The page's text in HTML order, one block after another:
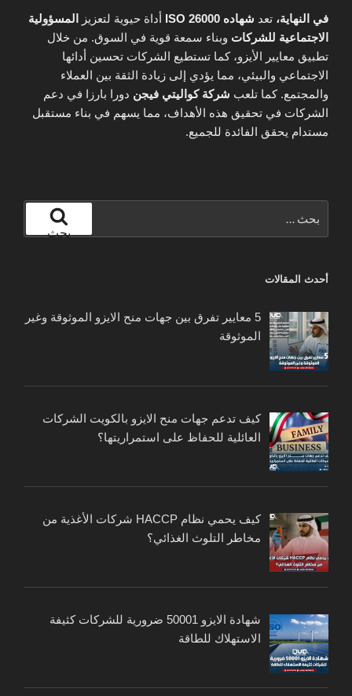
في النهاية، تعد شهاده ISO 26000 أداة حيوية لتعزيز
المسؤولية
الاجتماعية للشركات وبناء سمعة قوية في السوق. من خلال
تطبيق معايير الأيزو، كما تستطيع الشركات تحسين أدائها
الاجتماعي والبيئي، مما يؤدي إلى زيادة الثقة بين العملاء
والمجتمع. كما تلعب شركة كواليتي فيجن دورا بارزا في دعم
الشركات في تحقيق هذه الأهداف، مما يسهم في بناء مستقبل
مستدام يحقق الفائدة للجميع.
عن:
بحث
أحدث المقالات
5 معايير تفرق بين جهات منح الايزو الموثوقة وغير
الموثوقة
كيف تدعم جهات منح الايزو بالكويت الشركات
العائلية للحفاظ على استمراريتها؟
كيف يحمي نظام HACCP شركات الأغذية من
مخاطر التلوث الغذائي؟
شهادة الايزو 50001 ضرورية للشركات كثيفة
الاستهلاك للطاقة